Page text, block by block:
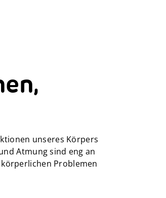
unseres Körpers
Atmung sind eng an
Problemen